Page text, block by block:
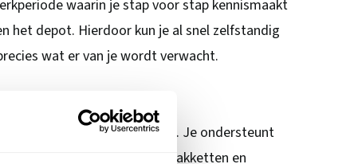
waarin je stap voor stap kennismaakt
het depot. Hierdoor kun je al snel zelfstandig
wat er van je wordt verwacht.
in Breda eruit?
het depot van PostNL Breda. Je ondersteunt
verwerkt binnengekomen pakketten en